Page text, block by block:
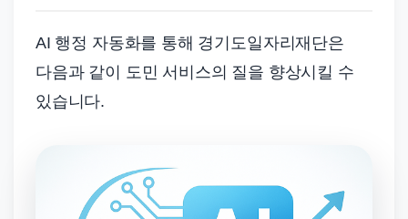
AI 행정 자동화를 통해 경기도일자리재단은
다음과 같이 도민 서비스의 질을 향상시킬 수
있습니다.